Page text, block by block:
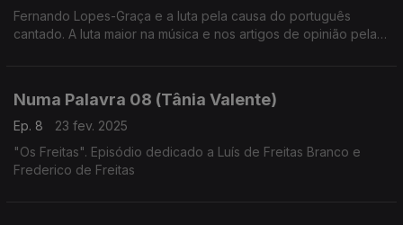
Fernando Lopes-Graça e a luta pela causa do português
cantado. A luta maior na música e nos artigos de opinião pela
Numa Palavra 08 (Tânia Valente)
Ep. 8
23 fev. 2025
"Os Freitas". Episódio dedicado a Luís de Freitas Branco e
Frederico de Freitas